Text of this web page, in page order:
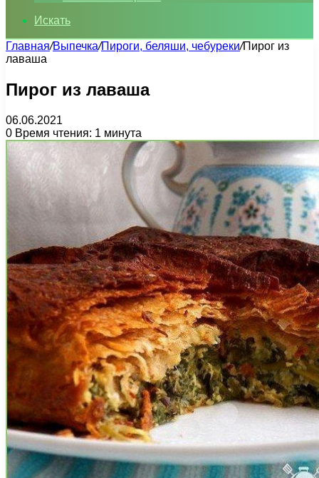
Искать
Главная/Выпечка/Пироги, беляши, чебуреки/Пирог из
лаваша
Пирог из лаваша
06.06.2021
0 Время чтения: 1 минута